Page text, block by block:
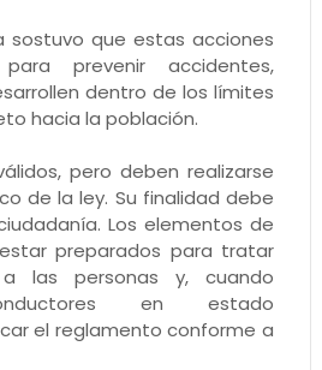
sostuvo que estas acciones
prevenir accidentes,
dentro de los límites
hacia la población.
pero deben realizarse
de la ley. Su finalidad debe
Los elementos de
preparados para tratar
a las personas y, cuando
en estado
el reglamento conforme a